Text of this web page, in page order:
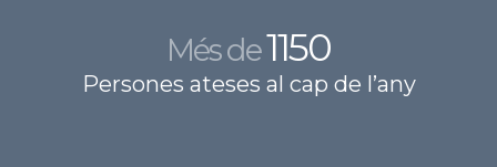
Més de1150
Persones ateses al cap de l’any